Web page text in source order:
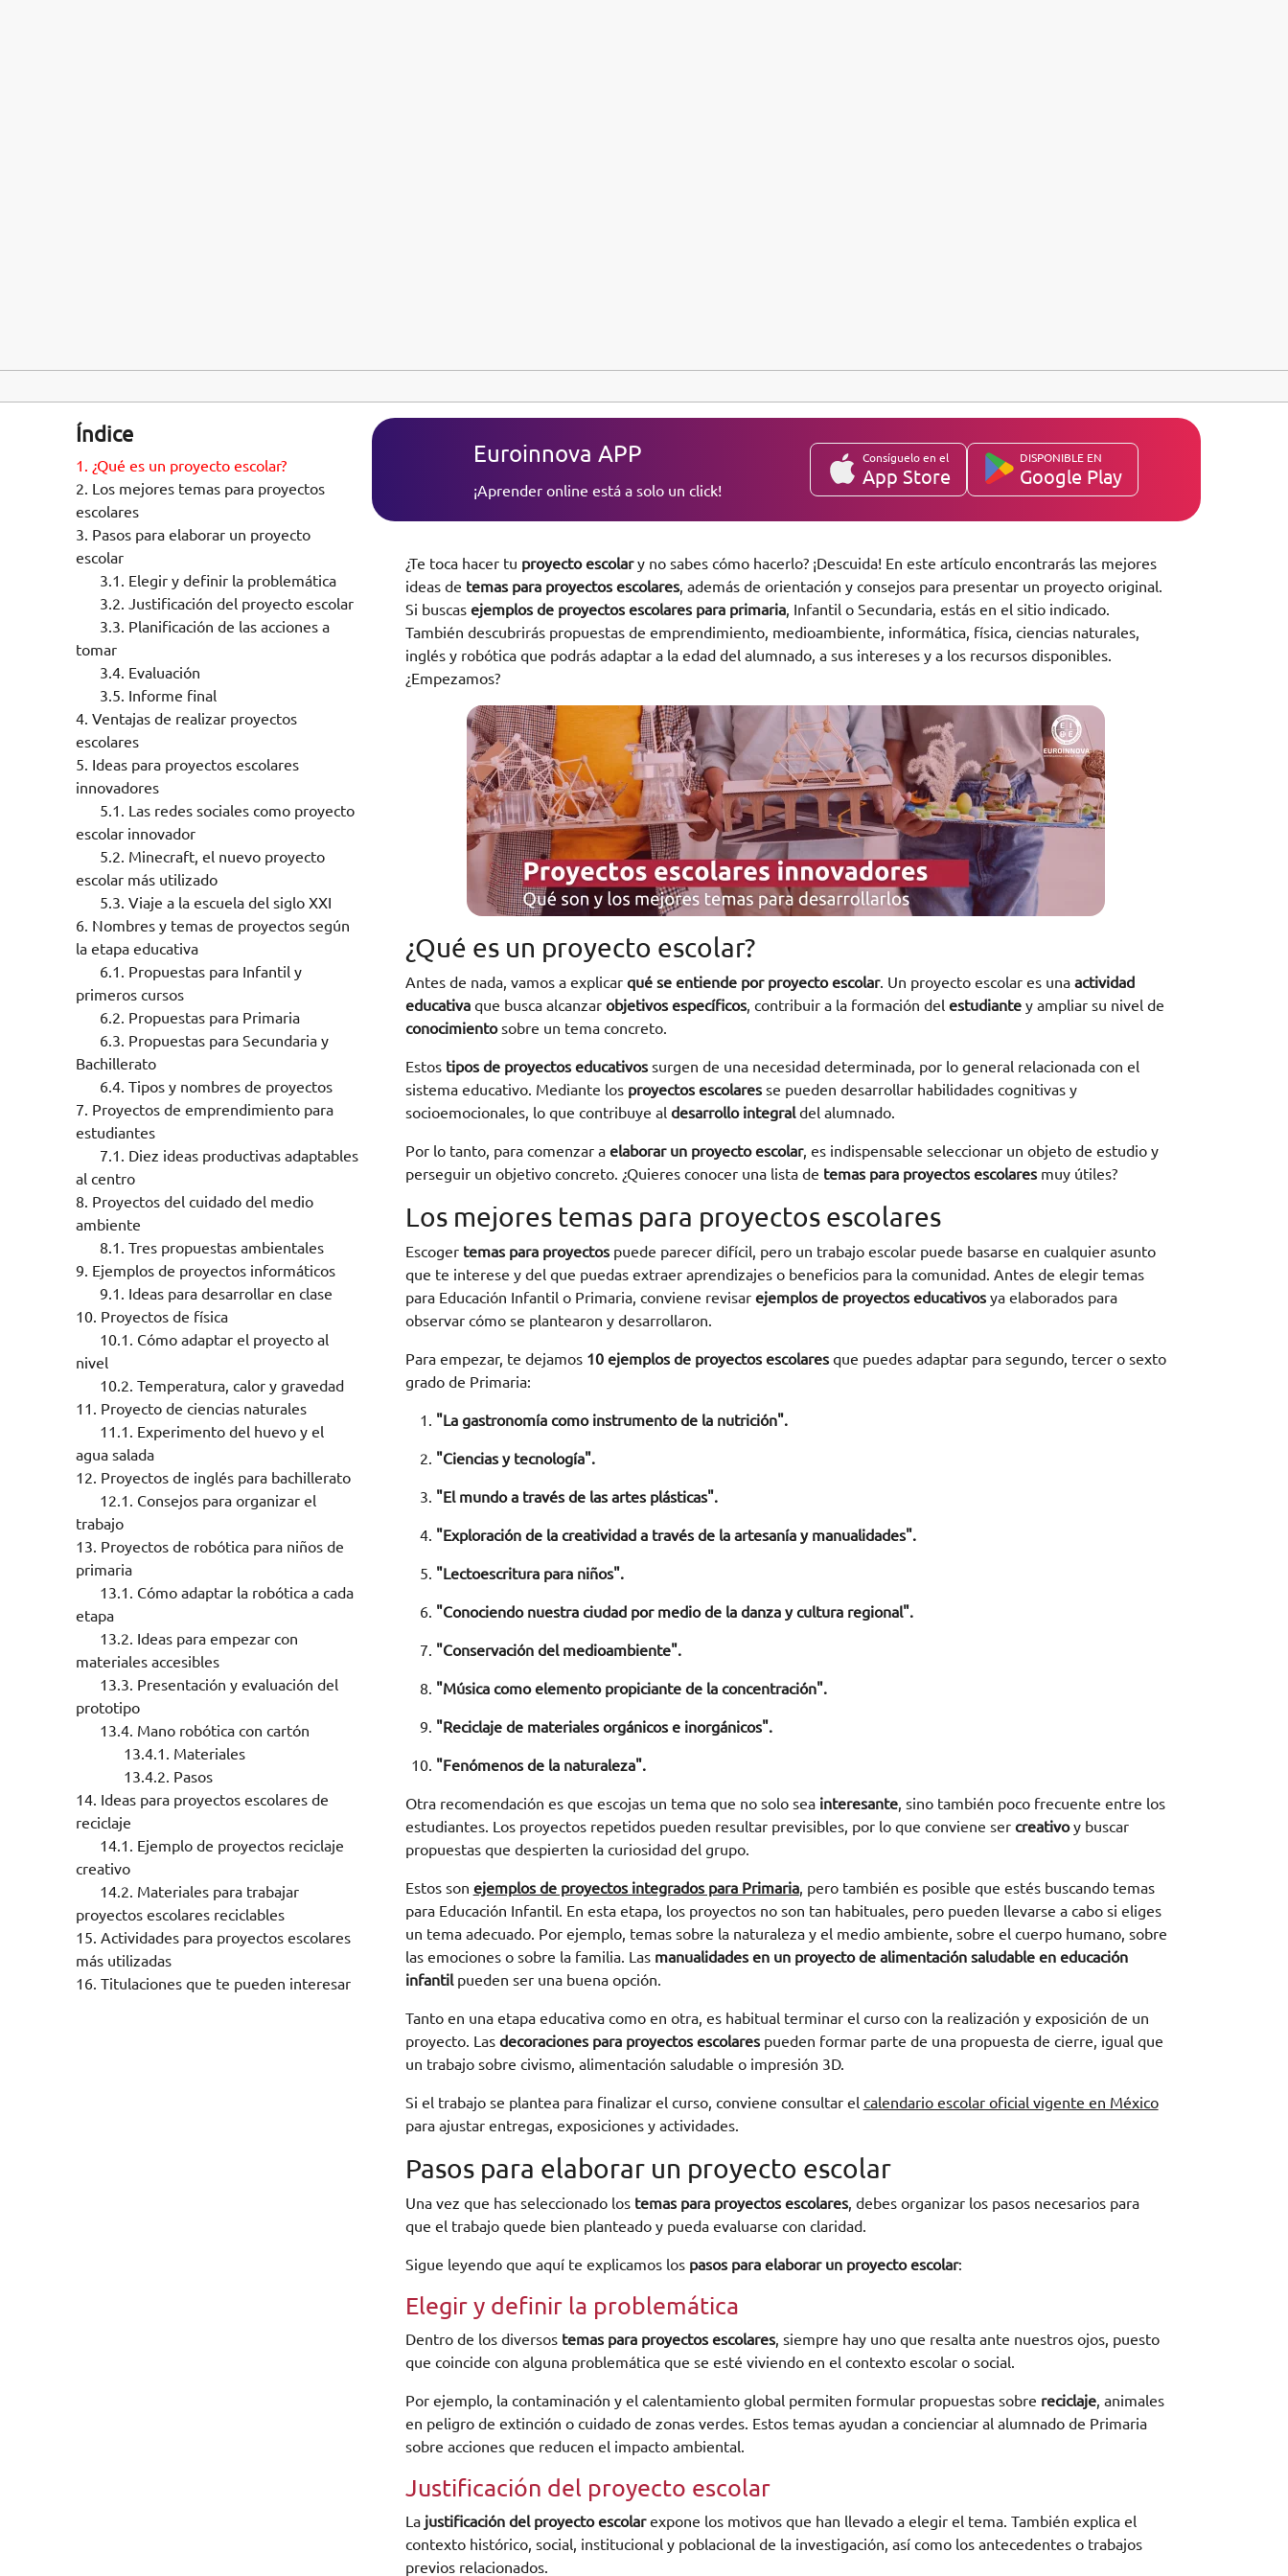
Índice
1. ¿Qué es un proyecto escolar?
2. Los mejores temas para proyectos
escolares
3. Pasos para elaborar un proyecto
escolar
3.1. Elegir y definir la problemática
3.2. Justificación del proyecto escolar
3.3. Planificación de las acciones a
tomar
3.4. Evaluación
3.5. Informe final
4. Ventajas de realizar proyectos
escolares
5. Ideas para proyectos escolares
innovadores
5.1. Las redes sociales como proyecto
escolar innovador
5.2. Minecraft, el nuevo proyecto
escolar más utilizado
5.3. Viaje a la escuela del siglo XXI
6. Nombres y temas de proyectos según
la etapa educativa
6.1. Propuestas para Infantil y
primeros cursos
6.2. Propuestas para Primaria
6.3. Propuestas para Secundaria y
Bachillerato
6.4. Tipos y nombres de proyectos
7. Proyectos de emprendimiento para
estudiantes
7.1. Diez ideas productivas adaptables
al centro
8. Proyectos del cuidado del medio
ambiente
8.1. Tres propuestas ambientales
9. Ejemplos de proyectos informáticos
9.1. Ideas para desarrollar en clase
10. Proyectos de física
10.1. Cómo adaptar el proyecto al
nivel
10.2. Temperatura, calor y gravedad
11. Proyecto de ciencias naturales
11.1. Experimento del huevo y el
agua salada
12. Proyectos de inglés para bachillerato
12.1. Consejos para organizar el
trabajo
13. Proyectos de robótica para niños de
primaria
13.1. Cómo adaptar la robótica a cada
etapa
13.2. Ideas para empezar con
materiales accesibles
13.3. Presentación y evaluación del
prototipo
13.4. Mano robótica con cartón
13.4.1. Materiales
13.4.2. Pasos
14. Ideas para proyectos escolares de
reciclaje
14.1. Ejemplo de proyectos reciclaje
creativo
14.2. Materiales para trabajar
proyectos escolares reciclables
15. Actividades para proyectos escolares
más utilizadas
16. Titulaciones que te pueden interesar
Euroinnova APP
¡Aprender online está a solo un click!
Consíguelo en el
App Store
DISPONIBLE EN
Google Play
¿Te toca hacer tu proyecto escolary no sabes cómo hacerlo? ¡Descuida! En este artículo encontrarás las mejores
ideas de temas para proyectos escolares, además de orientación y consejos para presentar un proyecto original.
Si buscas ejemplos de proyectos escolares para primaria, Infantil o Secundaria, estás en el sitio indicado.
También descubrirás propuestas de emprendimiento, medioambiente, informática, física, ciencias naturales,
inglés y robótica que podrás adaptar a la edad del alumnado, a sus intereses y a los recursos disponibles.
¿Empezamos?
¿Qué es un proyecto escolar?
Antes de nada, vamos a explicar qué se entiende por proyecto escolar. Un proyecto escolar es una actividad
educativaque busca alcanzar objetivos específicos, contribuir a la formación del estudiantey ampliar su nivel de
conocimientosobre un tema concreto.
Estos tipos de proyectos educativossurgen de una necesidad determinada, por lo general relacionada con el
sistema educativo. Mediante los proyectos escolaresse pueden desarrollar habilidades cognitivas y
socioemocionales, lo que contribuye al desarrollo integraldel alumnado.
Por lo tanto, para comenzar a elaborar un proyecto escolar, es indispensable seleccionar un objeto de estudio y
perseguir un objetivo concreto. ¿Quieres conocer una lista de temas para proyectos escolaresmuy útiles?
Los mejores temas para proyectos escolares
Escoger temas para proyectospuede parecer difícil, pero un trabajo escolar puede basarse en cualquier asunto
que te interese y del que puedas extraer aprendizajes o beneficios para la comunidad. Antes de elegir temas
para Educación Infantil o Primaria, conviene revisar ejemplos de proyectos educativosya elaborados para
observar cómo se plantearon y desarrollaron.
Para empezar, te dejamos 10 ejemplos de proyectos escolaresque puedes adaptar para segundo, tercer o sexto
grado de Primaria:
"La gastronomía como instrumento de la nutrición".
"Ciencias y tecnología".
"El mundo a través de las artes plásticas".
"Exploración de la creatividad a través de la artesanía y manualidades".
"Lectoescritura para niños".
"Conociendo nuestra ciudad por medio de la danza y cultura regional".
"Conservación del medioambiente".
"Música como elemento propiciante de la concentración".
"Reciclaje de materiales orgánicos e inorgánicos".
"Fenómenos de la naturaleza".
Otra recomendación es que escojas un tema que no solo sea interesante, sino también poco frecuente entre los
estudiantes. Los proyectos repetidos pueden resultar previsibles, por lo que conviene ser creativoy buscar
propuestas que despierten la curiosidad del grupo.
Estos son ejemplos de proyectos integrados para Primaria, pero también es posible que estés buscando temas
para Educación Infantil. En esta etapa, los proyectos no son tan habituales, pero pueden llevarse a cabo si eliges
un tema adecuado. Por ejemplo, temas sobre la naturaleza y el medio ambiente, sobre el cuerpo humano, sobre
las emociones o sobre la familia. Las manualidades en un proyecto de alimentación saludable en educación
infantil pueden ser una buena opción.
Tanto en una etapa educativa como en otra, es habitual terminar el curso con la realización y exposición de un
proyecto. Las decoraciones para proyectos escolarespueden formar parte de una propuesta de cierre, igual que
un trabajo sobre civismo, alimentación saludable o impresión 3D.
Si el trabajo se plantea para finalizar el curso, conviene consultar el calendario escolar oficial vigente en México
para ajustar entregas, exposiciones y actividades.
Pasos para elaborar un proyecto escolar
Una vez que has seleccionado los temas para proyectos escolares, debes organizar los pasos necesarios para
que el trabajo quede bien planteado y pueda evaluarse con claridad.
Sigue leyendo que aquí te explicamos los pasos para elaborar un proyecto escolar:
Elegir y definir la problemática
Dentro de los diversos temas para proyectos escolares, siempre hay uno que resalta ante nuestros ojos, puesto
que coincide con alguna problemática que se esté viviendo en el contexto escolar o social.
Por ejemplo, la contaminación y el calentamiento global permiten formular propuestas sobre reciclaje, animales
en peligro de extinción o cuidado de zonas verdes. Estos temas ayudan a concienciar al alumnado de Primaria
sobre acciones que reducen el impacto ambiental.
Justificación del proyecto escolar
La justificación del proyecto escolarexpone los motivos que han llevado a elegir el tema. También explica el
contexto histórico, social, institucional y poblacional de la investigación, así como los antecedentes o trabajos
previos relacionados.